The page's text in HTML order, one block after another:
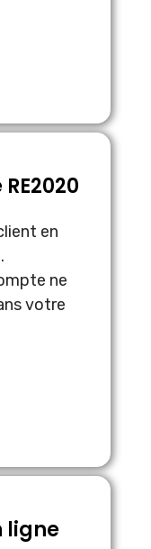
en
ne
votre
ligne